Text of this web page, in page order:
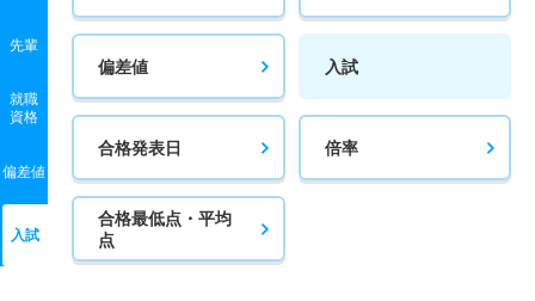
先輩
就職
資格
偏差値
入試
偏差値 入試
合格発表日 倍率
合格最低点・平均
点